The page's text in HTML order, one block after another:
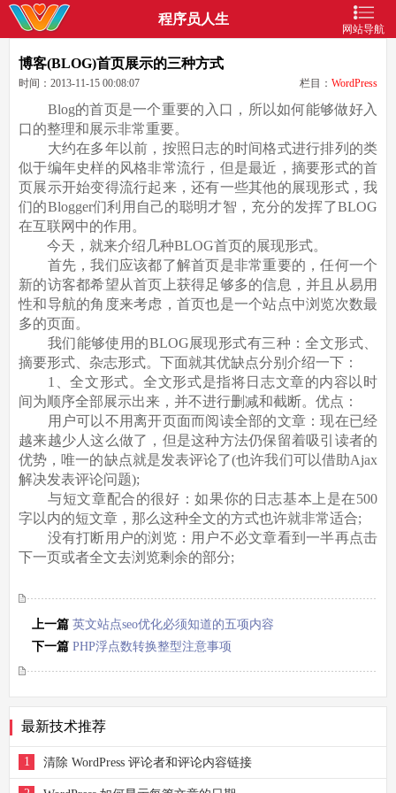
程序员人生
网站导航
博客(BLOG)首页展示的三种方式
栏目： WordPress
时间：2013-11-15 00:08:07
Blog的首页是一个重要的入口，所以如何能够做好入
口的整理和展示非常重要。
大约在多年以前，按照日志的时间格式进行排列的类
似于编年史样的风格非常流行，但是最近，摘要形式的首
页展示开始变得流行起来，还有一些其他的展现形式，我
们的Blogger们利用自己的聪明才智，充分的发挥了BLOG
在互联网中的作用。
今天，就来介绍几种BLOG首页的展现形式。
首先，我们应该都了解首页是非常重要的，任何一个
新的访客都希望从首页上获得足够多的信息，并且从易用
性和导航的角度来考虑，首页也是一个站点中浏览次数最
多的页面。
我们能够使用的BLOG展现形式有三种：全文形式、
摘要形式、杂志形式。下面就其优缺点分别介绍一下：
1、全文形式。全文形式是指将日志文章的内容以时
间为顺序全部展示出来，并不进行删减和截断。优点：
用户可以不用离开页面而阅读全部的文章：现在已经
越来越少人这么做了，但是这种方法仍保留着吸引读者的
优势，唯一的缺点就是发表评论了(也许我们可以借助Ajax
解决发表评论问题);
与短文章配合的很好：如果你的日志基本上是在500
字以内的短文章，那么这种全文的方式也许就非常适合;
没有打断用户的浏览：用户不必文章看到一半再点击
下一页或者全文去浏览剩余的部分;
上一篇 英文站点seo优化必须知道的五项内容
下一篇 PHP浮点数转换整型注意事项
最新技术推荐
1 清除 WordPress 评论者和评论内容链接